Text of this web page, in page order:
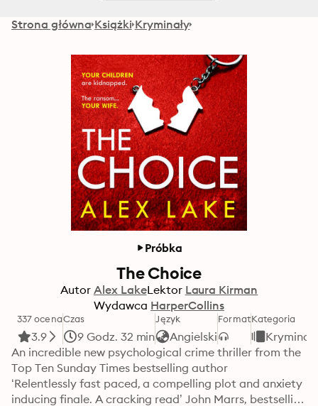
Strona główna Książki Kryminały
Próbka
The Choice
Autor Alex LakeLektor Laura Kirman
Wydawca HarperCollins
337 ocena
3.9
Czas
9 Godz. 32 min
Język
Angielski
FormatKategoria
An incredible new psychological crime thriller from the
Top Ten Sunday Times bestselling author
‘Relentlessly fast paced, a compelling plot and anxiety
inducing finale. A cracking read’ John Marrs, bestselling